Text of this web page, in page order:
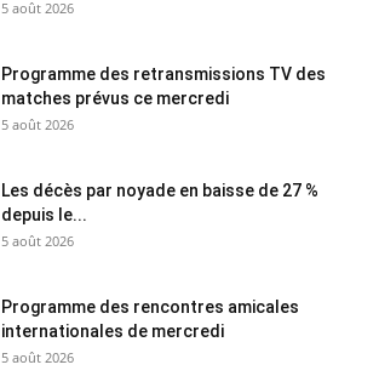
5 août 2026
Programme des retransmissions TV des
matches prévus ce mercredi
5 août 2026
Les décès par noyade en baisse de 27 %
depuis le...
5 août 2026
Programme des rencontres amicales
internationales de mercredi
5 août 2026